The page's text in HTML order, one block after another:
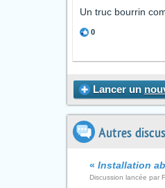
Un truc bourrin
0
Lancer un
Autres
« Installation
Discussion lancée par